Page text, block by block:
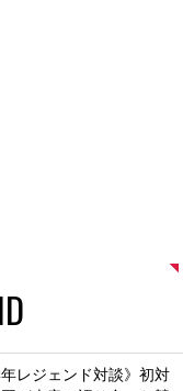
レジェンド対談》初対